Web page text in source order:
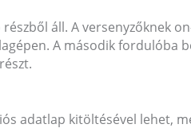
áll. A versenyzőknek
A második fordulóba
adatlap kitöltésével lehet,